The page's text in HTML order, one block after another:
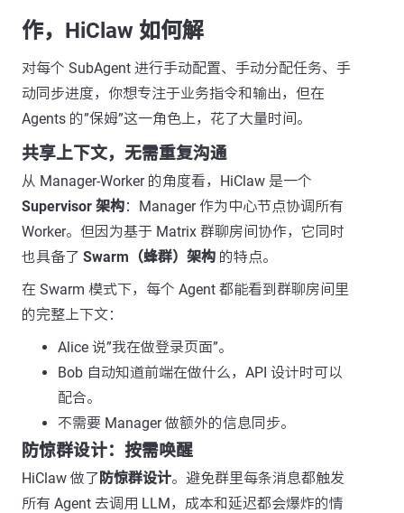
作，HiClaw 如何解
对每个 SubAgent 进行手动配置、手动分配任务、手
动同步进度，你想专注于业务指令和输出，但在
Agents 的”保姆”这一角色上，花了大量时间。
共享上下文，无需重复沟通
从 Manager-Worker 的角度看，HiClaw 是一个
Supervisor 架构：Manager 作为中心节点协调所有
Worker。但因为基于 Matrix 群聊房间协作，它同时
也具备了 Swarm（蜂群）架构 的特点。
在 Swarm 模式下，每个 Agent 都能看到群聊房间里
的完整上下文：
Alice 说”我在做登录页面”。
Bob 自动知道前端在做什么，API 设计时可以
配合。
不需要 Manager 做额外的信息同步。
防惊群设计：按需唤醒
HiClaw 做了 防惊群设计。避免群里每条消息都触发
所有 Agent 去调用 LLM，成本和延迟都会爆炸的情